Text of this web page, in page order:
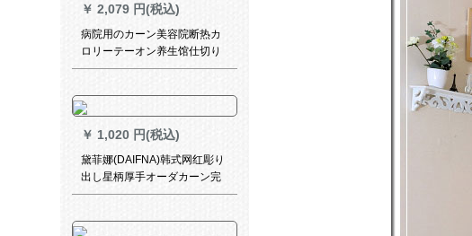
￥ 2,079 円(税込)
病院用のカーン美容院断热カ
ロリーテーオン养生馆仕切り
カークリング难燃ブオーカン
フルク(レル5メトル)
￥ 1,020 円(税込)
黛菲娜(DAIFNA)韩式网红彫り
出し星柄厚手オーダカーン完
全遮光リビエン寝室ins stal既
ン2.4枚*2.7高单片